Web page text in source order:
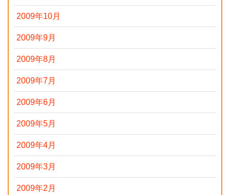
2009年10月
2009年9月
2009年8月
2009年7月
2009年6月
2009年5月
2009年4月
2009年3月
2009年2月